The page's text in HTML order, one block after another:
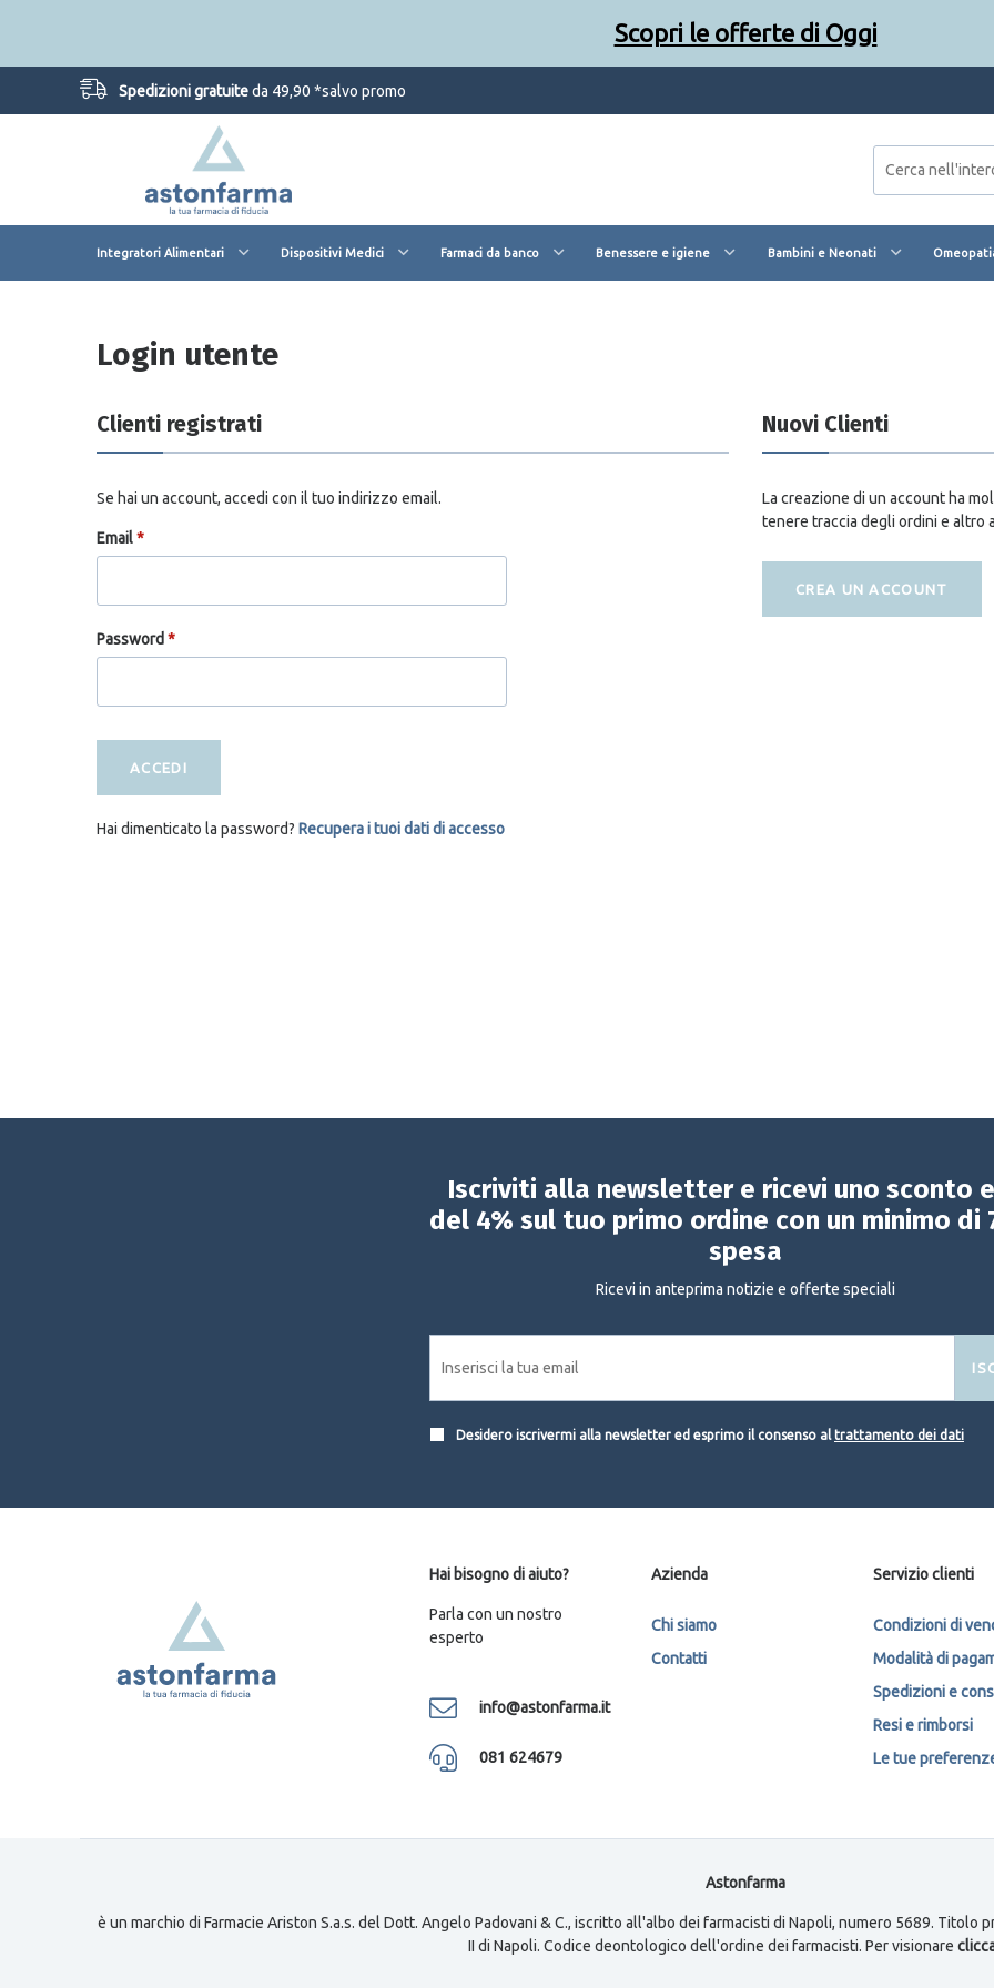
Spedizioni gratuiteda 49,90 *salvo promo
Integratori Alimentari Dispositivi Medici Farmaci da banco Benessere e igiene Bambini e Neonati
Login utente
Clienti registrati
Se hai un account, accedi con il tuo indirizzo email.
Email*
Password *
ACCEDI
Hai dimenticato la password? Recupera i tuoi dati di accesso
Nuovi Clienti
La creazione di un account ha
tenere traccia degli ordini e altro
CREA UN ACCOUNT
Iscriviti alla newsletter e ricevi uno sconto
del 4% sul tuo primo ordine con un minimo di
spesa
Ricevi in anteprima notizie e offerte speciali
Desidero iscrivermi alla newsletter ed esprimo il consenso altrattamento dei dati
Hai bisogno di aiuto?
Parla con un nostro
esperto
info@astonfarma.it
081 624679
Azienda
Chi siamo
Contatti
Servizio clienti
Condizioni di
Modalità di
Spedizioni e
Resi e rimborsi
Le tue
Astonfarma
è un marchio di Farmacie Ariston S.a.s. del Dott. Angelo Padovani & C., iscritto all'albo dei farmacisti di Napoli, numero 5689. Titolo
II di Napoli. Codice deontologico dell'ordine dei farmacisti. Per visionare
Scopri le offerte di Oggi